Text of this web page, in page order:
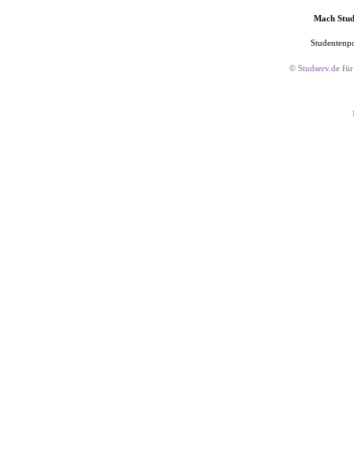
Mach
© Studserv.de für